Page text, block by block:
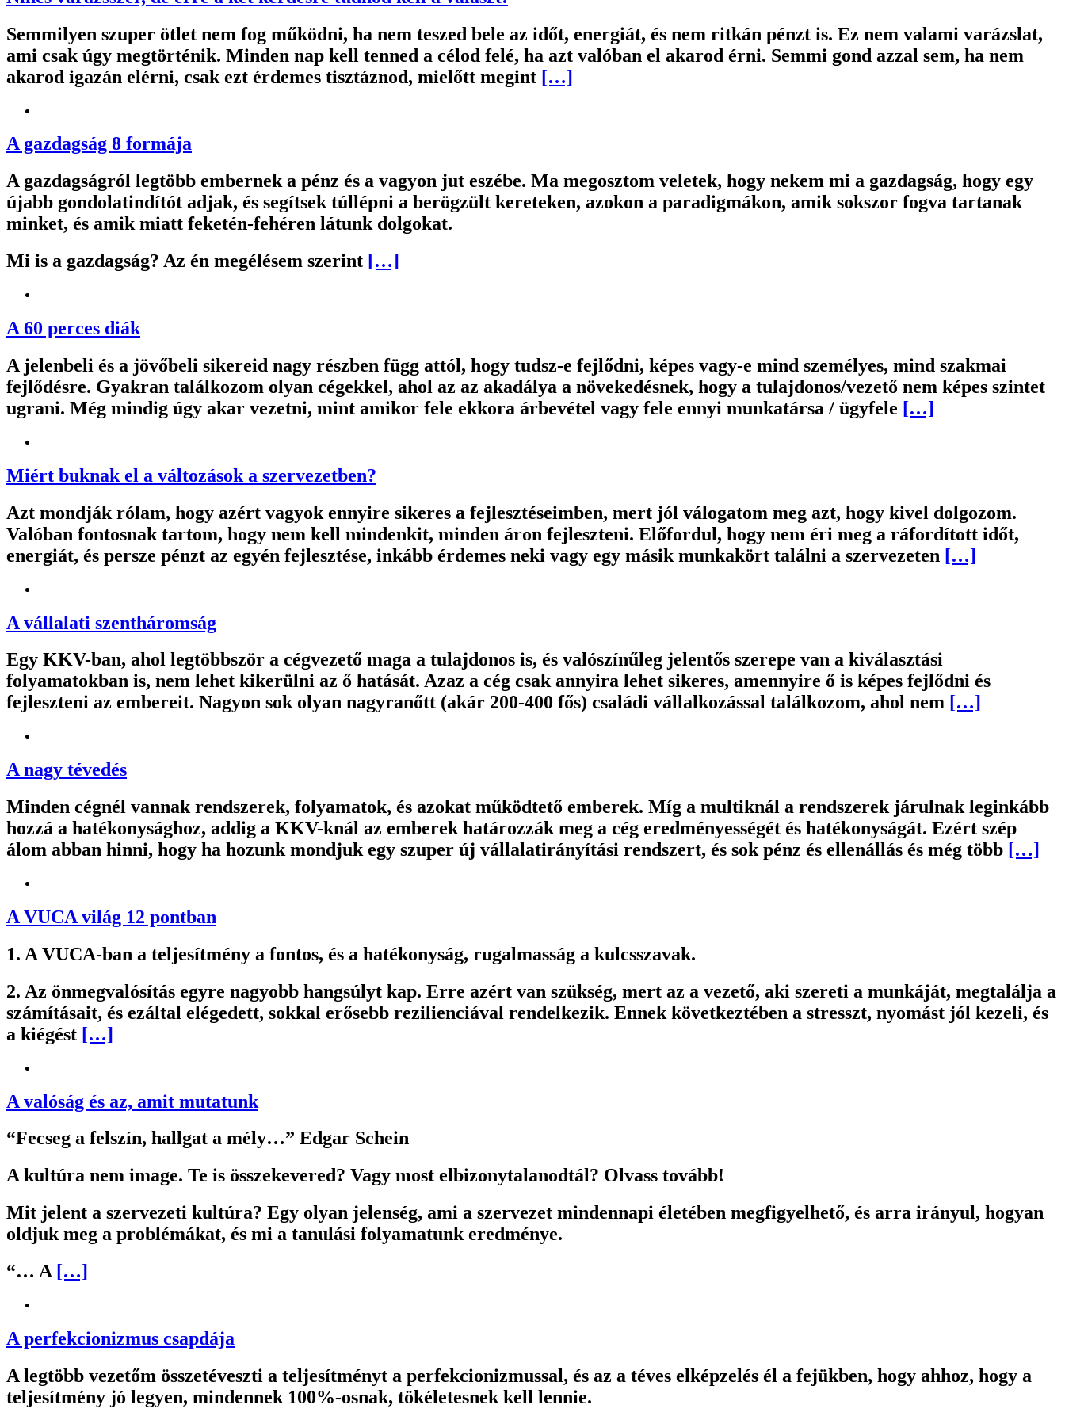
Semmilyen szuper ötlet nem fog működni, ha nem teszed bele az időt, energiát, és nem ritkán pénzt is. Ez nem valami varázslat,
ami csak úgy megtörténik. Minden nap kell tenned a célod felé, ha azt valóban el akarod érni. Semmi gond azzal sem, ha nem
akarod igazán elérni, csak ezt érdemes tisztáznod, mielőtt megint […]
A gazdagság 8 formája
A gazdagságról legtöbb embernek a pénz és a vagyon jut eszébe. Ma megosztom veletek, hogy nekem mi a gazdagság, hogy egy
újabb gondolatindítót adjak, és segítsek túllépni a berögzült kereteken, azokon a paradigmákon, amik sokszor fogva tartanak
minket, és amik miatt feketén-fehéren látunk dolgokat.
Mi is a gazdagság? Az én megélésem szerint […]
A 60 perces diák
A jelenbeli és a jövőbeli sikereid nagy részben függ attól, hogy tudsz-e fejlődni, képes vagy-e mind személyes, mind szakmai
fejlődésre. Gyakran találkozom olyan cégekkel, ahol az az akadálya a növekedésnek, hogy a tulajdonos/vezető nem képes szintet
ugrani. Még mindig úgy akar vezetni, mint amikor fele ekkora árbevétel vagy fele ennyi munkatársa / ügyfele […]
Miért buknak el a változások a szervezetben?
Azt mondják rólam, hogy azért vagyok ennyire sikeres a fejlesztéseimben, mert jól válogatom meg azt, hogy kivel dolgozom.
Valóban fontosnak tartom, hogy nem kell mindenkit, minden áron fejleszteni. Előfordul, hogy nem éri meg a ráfordított időt,
energiát, és persze pénzt az egyén fejlesztése, inkább érdemes neki vagy egy másik munkakört találni a szervezeten […]
A vállalati szentháromság
Egy KKV-ban, ahol legtöbbször a cégvezető maga a tulajdonos is, és valószínűleg jelentős szerepe van a kiválasztási
folyamatokban is, nem lehet kikerülni az ő hatását. Azaz a cég csak annyira lehet sikeres, amennyire ő is képes fejlődni és
fejleszteni az embereit. Nagyon sok olyan nagyranőtt (akár 200-400 fős) családi vállalkozással találkozom, ahol nem […]
A nagy tévedés
Minden cégnél vannak rendszerek, folyamatok, és azokat működtető emberek. Míg a multiknál a rendszerek járulnak leginkább
hozzá a hatékonysághoz, addig a KKV-knál az emberek határozzák meg a cég eredményességét és hatékonyságát. Ezért szép
álom abban hinni, hogy ha hozunk mondjuk egy szuper új vállalatirányítási rendszert, és sok pénz és ellenállás és még több […]
A VUCA világ 12 pontban
1. A VUCA-ban a teljesítmény a fontos, és a hatékonyság, rugalmasság a kulcsszavak.
2. Az önmegvalósítás egyre nagyobb hangsúlyt kap. Erre azért van szükség, mert az a vezető, aki szereti a munkáját, megtalálja a
számításait, és ezáltal elégedett, sokkal erősebb rezilienciával rendelkezik. Ennek következtében a stresszt, nyomást jól kezeli, és
a kiégést […]
A valóság és az, amit mutatunk
“Fecseg a felszín, hallgat a mély…” Edgar Schein
A kultúra nem image. Te is összekevered? Vagy most elbizonytalanodtál? Olvass tovább!
Mit jelent a szervezeti kultúra? Egy olyan jelenség, ami a szervezet mindennapi életében megfigyelhető, és arra irányul, hogyan
oldjuk meg a problémákat, és mi a tanulási folyamatunk eredménye.
“… A […]
A perfekcionizmus csapdája
A legtöbb vezetőm összetéveszti a teljesítményt a perfekcionizmussal, és az a téves elképzelés él a fejükben, hogy ahhoz, hogy a
teljesítmény jó legyen, mindennek 100%-osnak, tökéletesnek kell lennie.